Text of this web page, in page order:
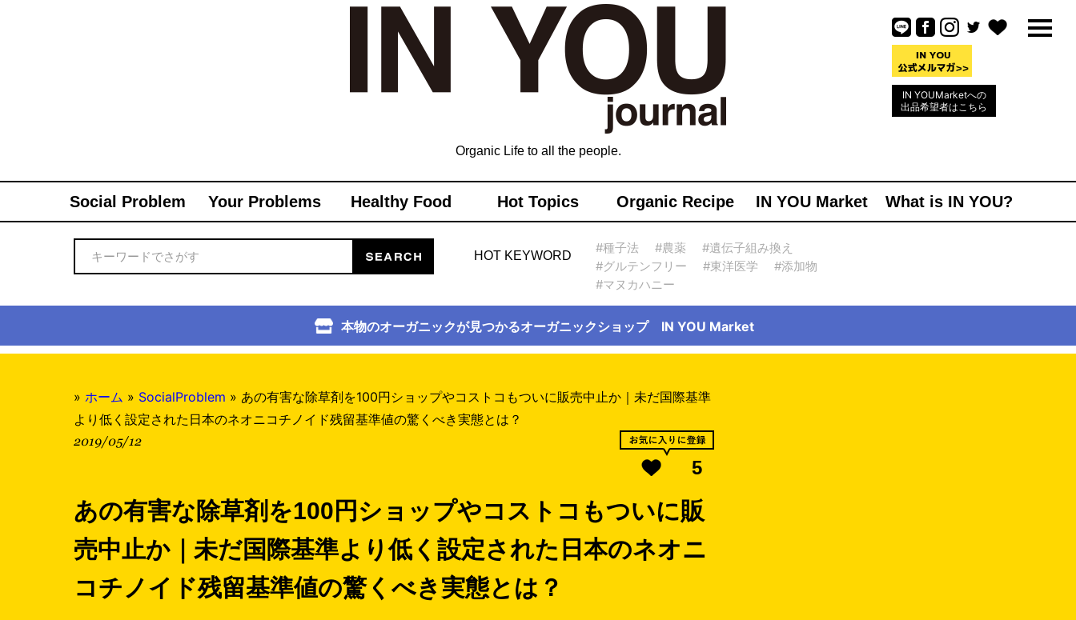
IN YOUMarketへの
出品希望者はこちら
Organic Life to all the people.
Social Problem Your Problems Healthy Food Hot Topics Organic Recipe IN YOU Market What is IN YOU?
HOT KEYWORD
#種子法 #農薬
#遺伝子組み換え
#グルテンフリー
#東洋医学
#添加物
#マヌカハニー
本物のオーガニックが見つかるオーガニックショップ IN YOU Market
» ホーム » SocialProblem » あの有害な除草剤を100円ショップやコストコもついに販売中止か｜未だ国際基準
より低く設定された日本のネオニコチノイド残留基準値の驚くべき実態とは？
2019/05/12
5
あの有害な除草剤を100円ショップやコストコもついに販
売中止か｜未だ国際基準より低く設定された日本のネオニ
コチノイド残留基準値の驚くべき実態とは？